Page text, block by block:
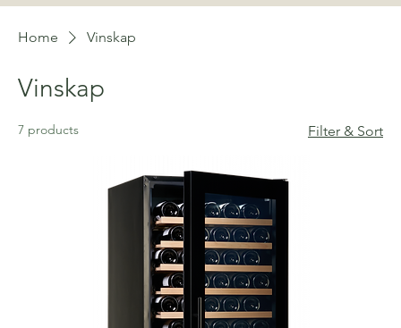
Home Vinskap
Vinskap
7 products Filter & Sort